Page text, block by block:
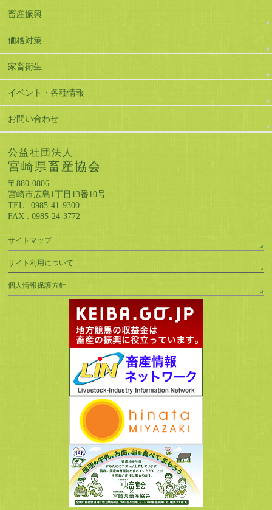
畜産振興
価格対策
家畜衛生
イベント・各種情報
お問い合わせ
公益社団法人
宮崎県畜産協会
〒880-0806
宮崎市広島1丁目13番10号
TEL : 0985-41-9300
FAX : 0985-24-3772
サイトマップ
サイト利用について
個人情報保護方針